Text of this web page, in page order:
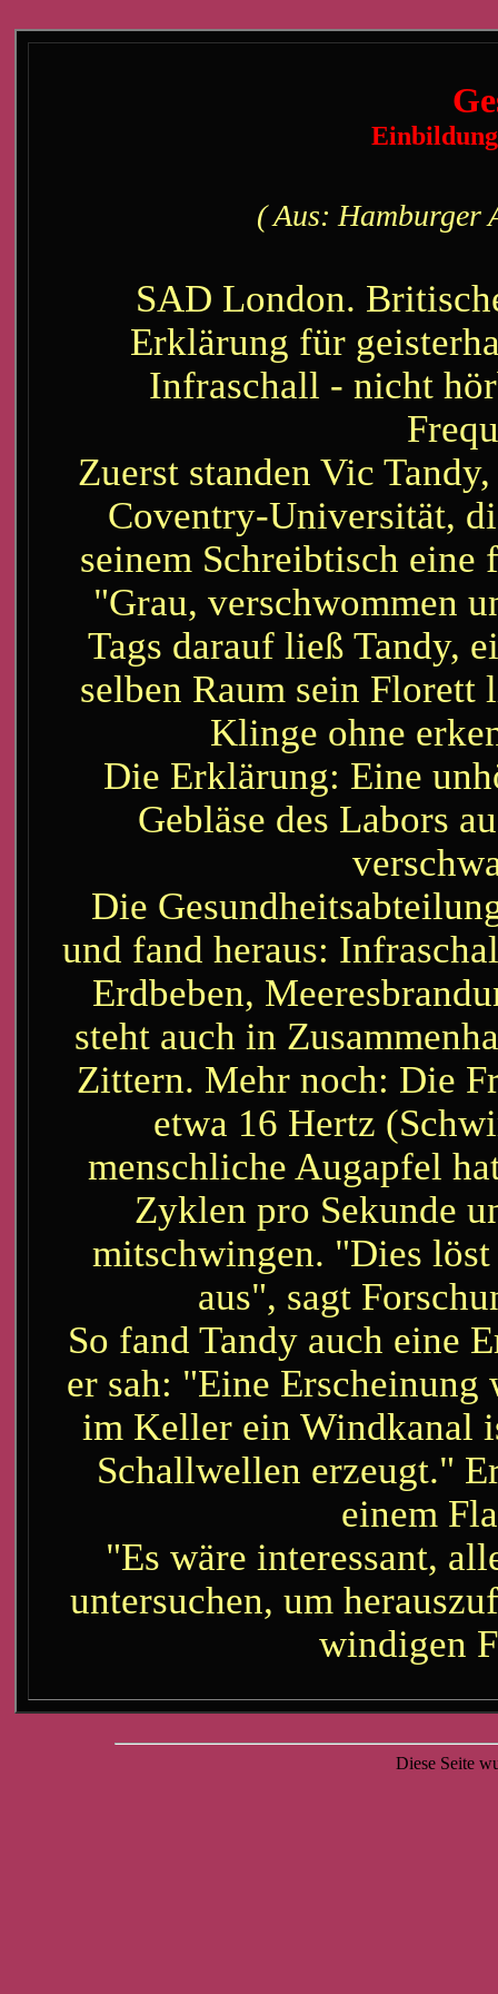
( Aus: Hamburger
SAD London.
Erklärung für
Infraschall - nicht
Zuerst standen Vic
Coventry-Universität,
seinem Schreibtisch eine
"Grau, verschwommen
Tags darauf ließ Tandy,
selben Raum sein Florett
Klinge ohne
Die Erklärung: Eine
Gebläse des Labors
Die
und fand heraus:
Erdbeben,
steht auch in
Zittern. Mehr noch: Die
etwa 16 Hertz
menschliche Augapfel
Zyklen pro Sekunde
mitschwingen. "Dies
aus", sagt
So fand Tandy auch eine
er sah: "Eine
im Keller ein Windkanal
Schallwellen erzeugt."
einem
"Es wäre interessant,
untersuchen, um
windigen
Diese Seite